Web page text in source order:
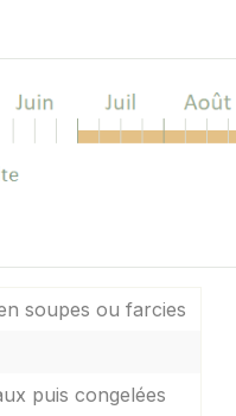
soupes ou farcies
puis congelées